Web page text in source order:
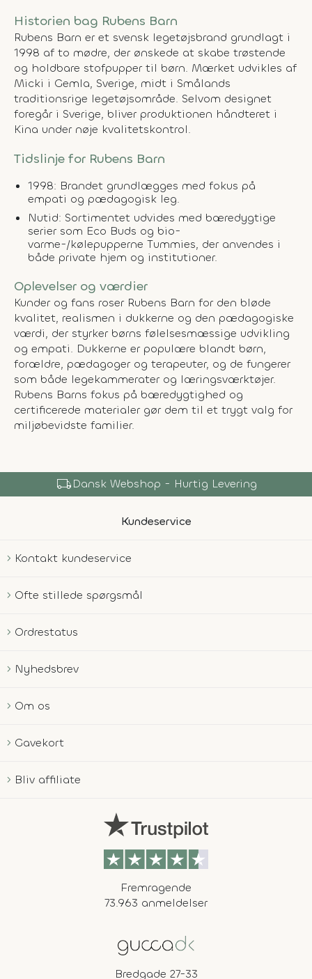
Historien bag Rubens Barn
Rubens Barn er et svensk legetøjsbrand grundlagt i
1998 af to mødre, der ønskede at skabe trøstende
og holdbare stofpupper til børn. Mærket udvikles af
Micki i Gemla, Sverige, midt i Smålands
traditionsrige legetøjsområde. Selvom designet
foregår i Sverige, bliver produktionen håndteret i
Kina under nøje kvalitetskontrol.
Tidslinje for Rubens Barn
1998: Brandet grundlægges med fokus på
empati og pædagogisk leg.
Nutid: Sortimentet udvides med bæredygtige
serier som Eco Buds og bio-
varme-/kølepupperne Tummies, der anvendes i
både private hjem og institutioner.
Oplevelser og værdier
Kunder og fans roser Rubens Barn for den bløde
kvalitet, realismen i dukkerne og den pædagogiske
værdi, der styrker børns følelsesmæssige udvikling
og empati. Dukkerne er populære blandt børn,
forældre, pædagoger og terapeuter, og de fungerer
som både legekammerater og læringsværktøjer.
Rubens Barns fokus på bæredygtighed og
certificerede materialer gør dem til et trygt valg for
miljøbevidste familier.
local_shippingDansk Webshop - Hurtig Levering
Kundeservice
Kontakt kundeservice
Ofte stillede spørgsmål
Ordrestatus
Nyhedsbrev
Om os
Gavekort
Bliv affiliate
Fremragende
73.963 anmeldelser
Bredgade 27-33